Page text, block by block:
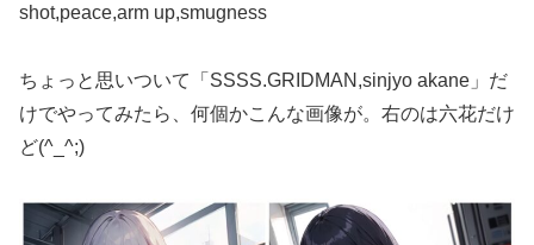
shot,peace,arm up,smugness
ちょっと思いついて「SSSS.GRIDMAN,sinjyo akane」だ
けでやってみたら、何個かこんな画像が。右のは六花だけ
ど(^_^;)